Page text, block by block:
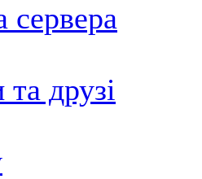
сервера
друзі